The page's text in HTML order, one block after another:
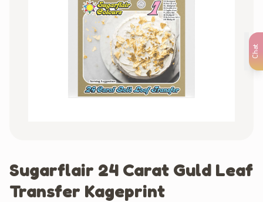
Chat
Sugarflair 24 Carat Guld Leaf
Transfer Kageprint